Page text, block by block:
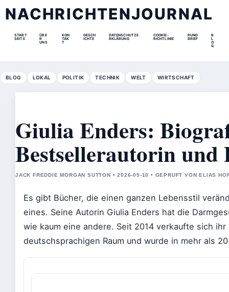
NACHRICHTENJOURNAL
START
SEITE
ÜBE
R
UNS
KON
TAK
T
GESCH
ICHTE
DATENSCHUTZE
RKLÄRUNG
COOKIE-
RICHTLINIE
RUND
BRIEF
B
L
O
G
BLOG LOKAL POLITIK TECHNIK WELT WIRTSCHAFT
Giulia Enders:
Bestsellerautorin
JACK FREDDIE MORGAN SUTTON • 2026-05-10 • GEPRUFT VON ELIAS
Es gibt Bücher, die einen ganzen Lebensstil
eines. Seine Autorin Giulia Enders hat die
wie kaum eine andere. Seit 2014 verkaufte sich
deutschsprachigen Raum und wurde in mehr als